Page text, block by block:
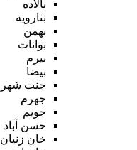
بالاده
بنارویه
بهمن
بوانات
بیرم
بیضا
جنت شهر
جهرم
جویم
حسن آباد
خان زنیان